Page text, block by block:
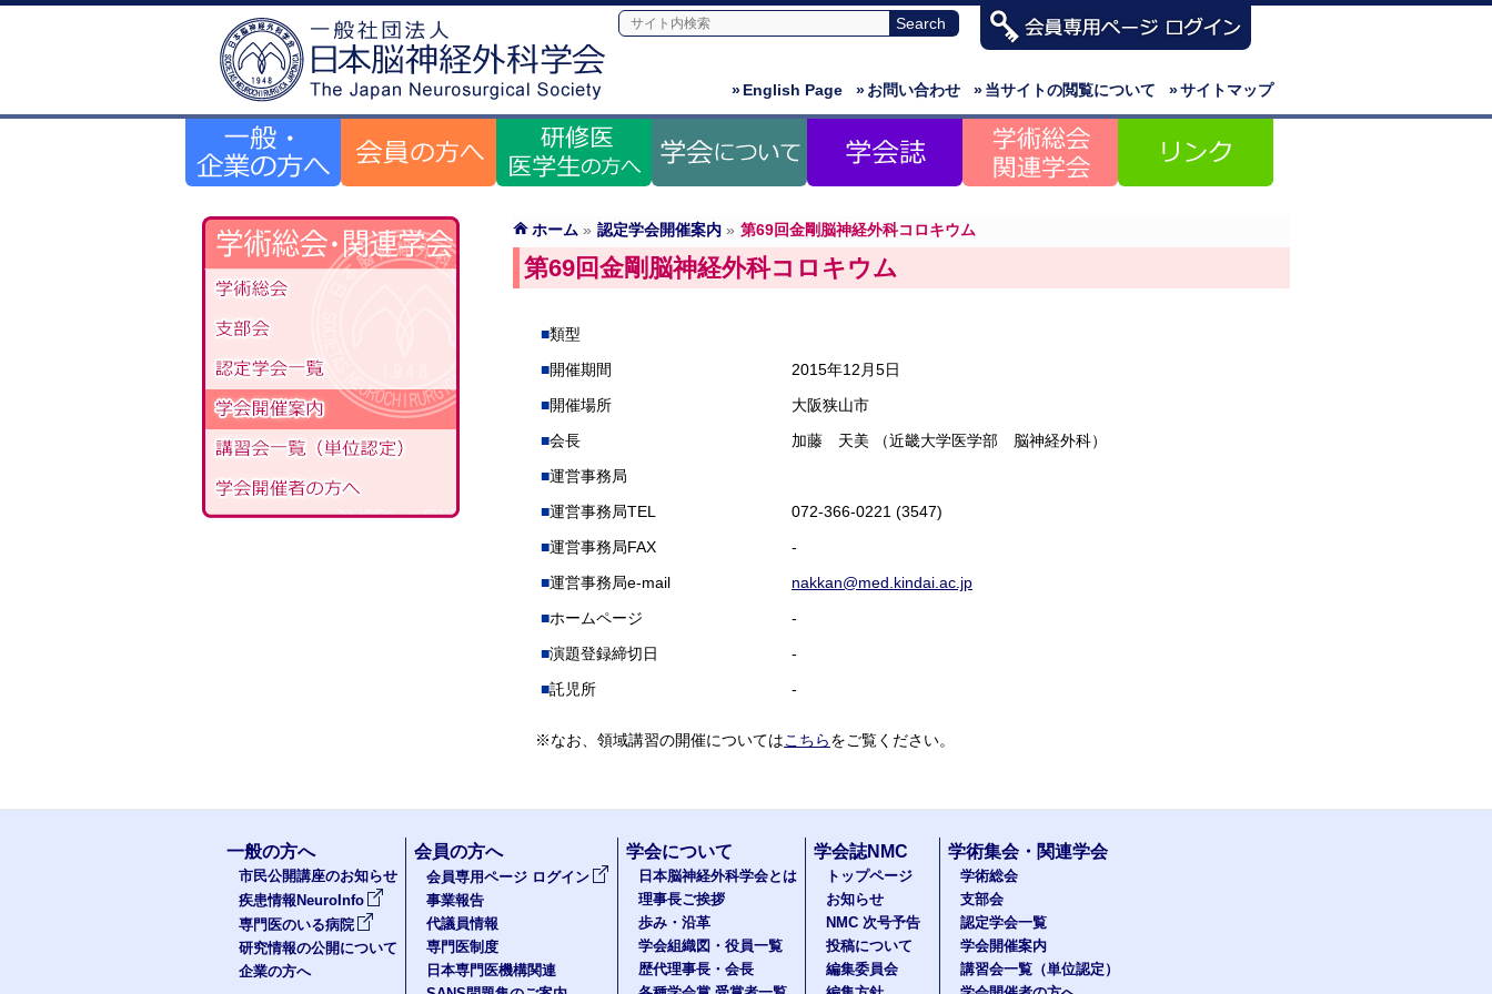
»サイトマップ
»当サイトの閲覧について
»お問い合わせ
»English Page
ホーム » 認定学会開催案内 » 第69回金剛脳神経外科コロキウム
第69回金剛脳神経外科コロキウム
類型
開催期間
2015年12月5日
開催場所
大阪狭山市
会長
加藤 天美 （近畿大学医学部 脳神経外科）
運営事務局
運営事務局TEL
072-366-0221 (3547)
運営事務局FAX
-
運営事務局e-mail
nakkan@med.kindai.ac.jp
ホームページ
-
演題登録締切日
-
託児所
-
※なお、領域講習の開催についてはこちらをご覧ください。
一般の方へ
市民公開講座のお知らせ
疾患情報NeuroInfo
専門医のいる病院
研究情報の公開について
企業の方へ
会員の方へ
会員専用ページ ログイン
事業報告
代議員情報
専門医制度
日本専門医機構関連
学会について
日本脳神経外科学会とは
理事長ご挨拶
歩み・沿革
学会組織図・役員一覧
歴代理事長・会長
学会誌NMC
トップページ
お知らせ
NMC 次号予告
投稿について
編集委員会
学術集会・関連学会
学術総会
支部会
認定学会一覧
学会開催案内
講習会一覧（単位認定）